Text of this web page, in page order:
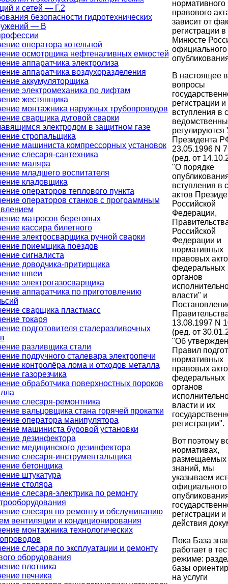
и сетей — Г.2
безопасности гидротехнических
— В
оператора котельной
осмотрщика нефтеналивных емкостей
аппаратчика электролиза
аппаратчика воздухоразделения
аккумуляторщика
электромеханика по лифтам
жестянщика
монтажника наружных трубопроводов
сварщика дуговой сварки
электродом в защитном газе
стропальщика
машиниста компрессорных установок
слесаря-сантехника
маляра
младшего воспитателя
кладовщика
операторов теплового пункта
операторов станков с программным
матросов береговых
кассира билетного
электросварщика ручной сварки
приемщика поездов
сигналиста
доводчика-притирщика
швеи
электрогазосварщика
аппаратчика по приготовлению
сварщика пластмасс
токаря
подготовителя сталеразливочных
разливщика стали
подручного сталевара электропечи
контролёра лома и отходов металла
газорезчика
обработчика поверхностных пороков
слесаря-ремонтника
вальцовщика стана горячей прокатки
оператора манипулятора
машиниста буровой установки
дезинфектора
медицинского дезинфектора
слесаря-инструментальщика
бетонщика
штукатура
столяра
слесаря-электрика по ремонту
слесаря по ремонту и обслуживанию
вентиляции и кондиционирования
монтажника технологических
слесаря по эксплуатации и ремонту
оборудования
плотника
печника
нормативного
правового
зависит от
регистрации в
Минюсте
официального
В настоящее
вопросы
регистрации и
вступления в
регулируются
Президента
23.05.1996 N
(ред. от
"О порядке
вступления в
актов
Российской
Федерации,
Российской
Федерации и
нормативных
правовых
федеральных
органов
власти" и
13.08.1997 N
(ред. от
"Об
Правил
нормативных
правовых
федеральных
органов
власти и их
регистрации".
Вот поэтому
нормативах,
размещаемых
знаний, мы
указываем
официального
регистрации
действия
Пока База
работает в
режиме:
базы
на услуги